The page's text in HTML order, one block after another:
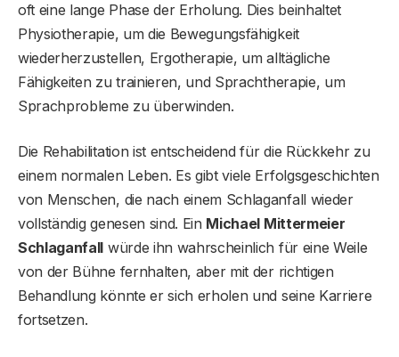
oft eine lange Phase der Erholung. Dies beinhaltet
Physiotherapie, um die Bewegungsfähigkeit
wiederherzustellen, Ergotherapie, um alltägliche
Fähigkeiten zu trainieren, und Sprachtherapie, um
Sprachprobleme zu überwinden.
Die Rehabilitation ist entscheidend für die Rückkehr zu
einem normalen Leben. Es gibt viele Erfolgsgeschichten
von Menschen, die nach einem Schlaganfall wieder
vollständig genesen sind. Ein Michael Mittermeier
Schlaganfall würde ihn wahrscheinlich für eine Weile
von der Bühne fernhalten, aber mit der richtigen
Behandlung könnte er sich erholen und seine Karriere
fortsetzen.